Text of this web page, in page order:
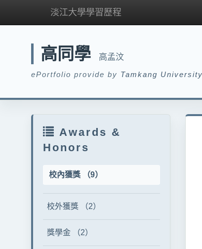
淡江大學學習歷程
高同學 高孟汶
ePortfolio provide by Tamkang University
Awards &
Honors
校內獲獎 （9）
校外獲獎 （2）
獎學金 （2）